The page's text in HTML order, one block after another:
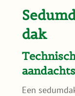
dak
Een